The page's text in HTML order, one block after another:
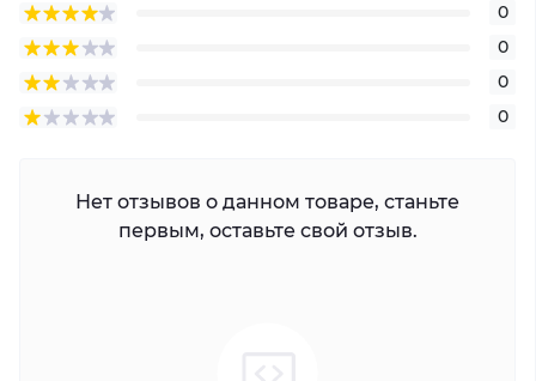
0
0
0
0
Нет отзывов о данном товаре, станьте
первым, оставьте свой отзыв.